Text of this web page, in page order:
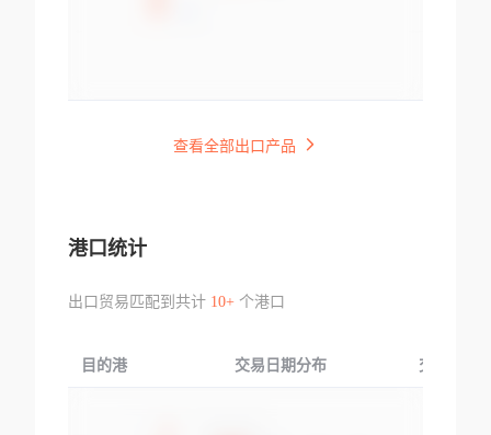
查看全部出口产品
港口统计
出口贸易匹配到共计 10+个港口
目的港 交易日期分布 交易产品